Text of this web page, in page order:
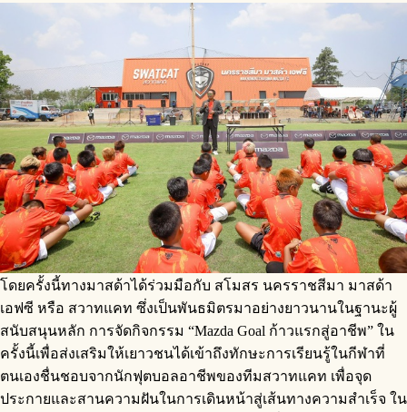
โดยครั้งนี้ทางมาสด้าได้ร่วมมือกับ สโมสร นครราชสีมา มาสด้า
เอฟซี หรือ สวาทแคท ซึ่งเป็นพันธมิตรมาอย่างยาวนานในฐานะผู้
สนับสนุนหลัก การจัดกิจกรรม “Mazda Goal ก้าวแรกสู่อาชีพ” ใน
ครั้งนี้เพื่อส่งเสริมให้เยาวชนได้เข้าถึงทักษะการเรียนรู้ในกีฬาที่
ตนเองชื่นชอบจากนักฟุตบอลอาชีพของทีมสวาทแคท เพื่อจุด
ประกายและสานความฝันในการเดินหน้าสู่เส้นทางความสำเร็จ ใน